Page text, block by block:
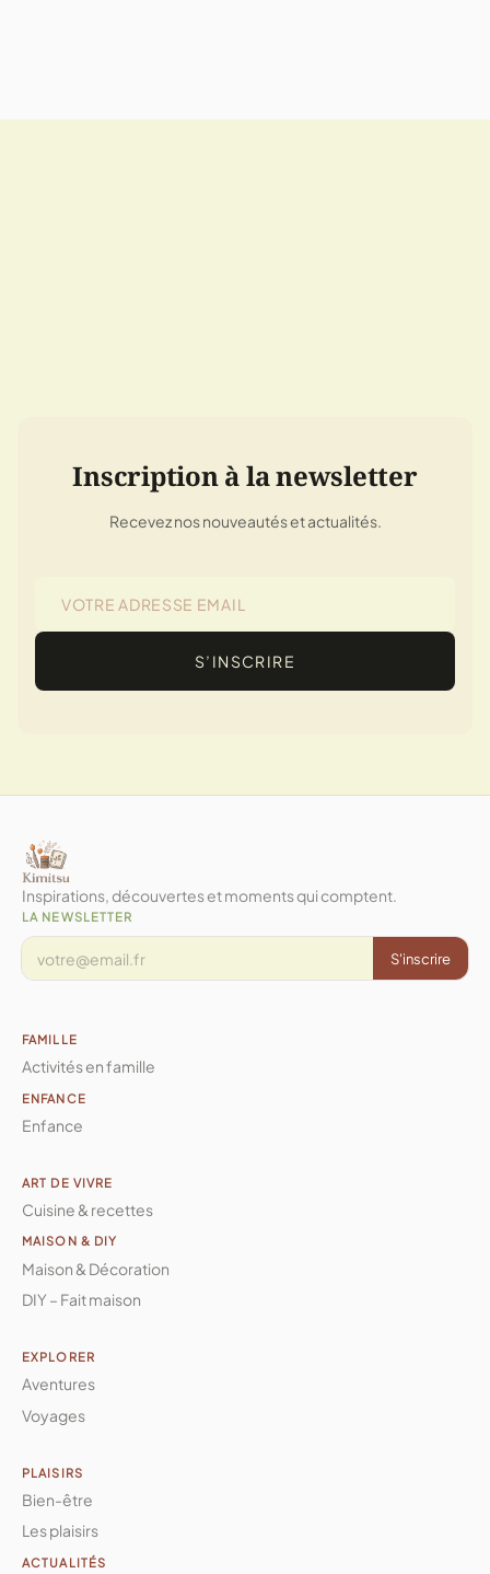
Inscription à la newsletter
Recevez nos nouveautés et actualités.
S’INSCRIRE
Inspirations, découvertes et moments qui comptent.
LA NEWSLETTER
S'inscrire
FAMILLE
Activités en famille
ENFANCE
Enfance
ART DE VIVRE
Cuisine & recettes
MAISON & DIY
Maison & Décoration
DIY – Fait maison
EXPLORER
Aventures
Voyages
PLAISIRS
Bien-être
Les plaisirs
ACTUALITÉS